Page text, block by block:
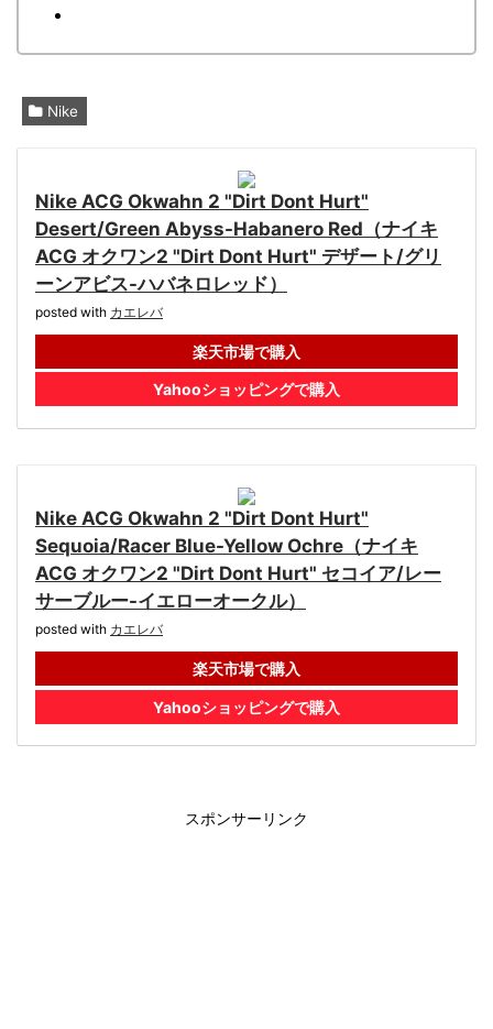
Nike
Nike ACG Okwahn 2 "Dirt Dont Hurt"
Desert/Green Abyss-Habanero Red（ナイキ
ACG オクワン2 "Dirt Dont Hurt" デザート/グリ
ーンアビス-ハバネロレッド）
posted with カエレバ
楽天市場で購入
Yahooショッピングで購入
Nike ACG Okwahn 2 "Dirt Dont Hurt"
Sequoia/Racer Blue-Yellow Ochre（ナイキ
ACG オクワン2 "Dirt Dont Hurt" セコイア/レー
サーブルー-イエローオークル）
posted with カエレバ
楽天市場で購入
Yahooショッピングで購入
スポンサーリンク